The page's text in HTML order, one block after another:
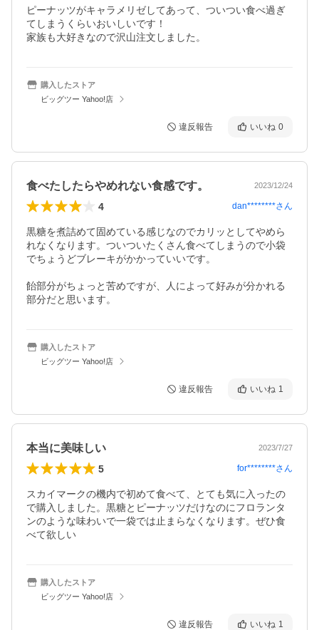
ピーナッツがキャラメリゼしてあって、ついつい食べ過ぎ
てしまうくらいおいしいです！
家族も大好きなので沢山注文しました。
購入したストア
ビッグツー Yahoo!店
違反報告 いいね 0
食べたしたらやめれない食感です。 2023/12/24
4 dan********さん
黒糖を煮詰めて固めている感じなのでカリッとしてやめら
れなくなります。ついついたくさん食べてしまうので小袋
でちょうどブレーキがかかっていいです。
飴部分がちょっと苦めですが、人によって好みが分かれる
部分だと思います。
購入したストア
ビッグツー Yahoo!店
違反報告 いいね 1
本当に美味しい 2023/7/27
5 for********さん
スカイマークの機内で初めて食べて、とても気に入ったの
で購入しました。黒糖とピーナッツだけなのにフロランタ
ンのような味わいで一袋では止まらなくなります。ぜひ食
べて欲しい
購入したストア
ビッグツー Yahoo!店
違反報告 いいね 1